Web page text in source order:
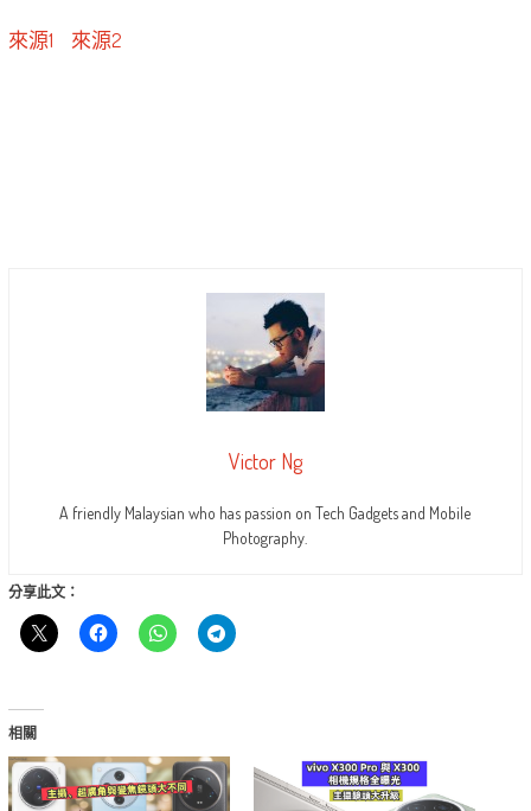
來源1 來源2
Victor Ng
A friendly Malaysian who has passion on Tech Gadgets and Mobile
Photography.
分享此文：
相關